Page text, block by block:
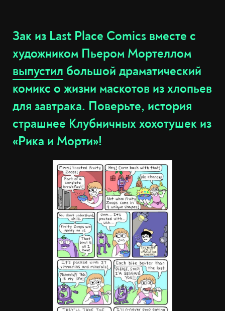
Зак из Last Place Comics вместе с
художником Пьером Мортеллом
выпустил большой драматический
комикс о жизни маскотов из хлопьев
для завтрака. Поверьте, история
страшнее Клубничных хохотушек из
«Рика и Морти»!